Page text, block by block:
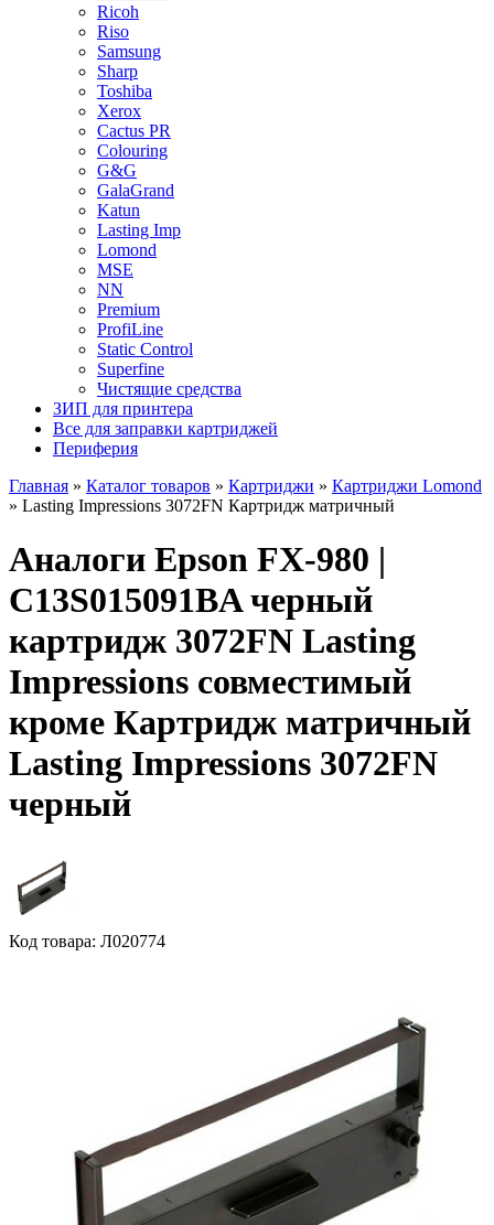
Ricoh
Riso
Samsung
Sharp
Toshiba
Xerox
Cactus PR
Colouring
G&G
GalaGrand
Katun
Lasting Imp
Lomond
MSE
NN
Premium
ProfiLine
Static Control
Superfine
Чистящие средства
ЗИП для принтера
Все для заправки картриджей
Периферия
Главная » Каталог товаров » Картриджи » Картриджи Lomond
» Lasting Impressions 3072FN Картридж матричный
Аналоги Epson FX-980 |
C13S015091BA черный
картридж 3072FN Lasting
Impressions совместимый
кроме Картридж матричный
Lasting Impressions 3072FN
черный
Код товара: Л020774